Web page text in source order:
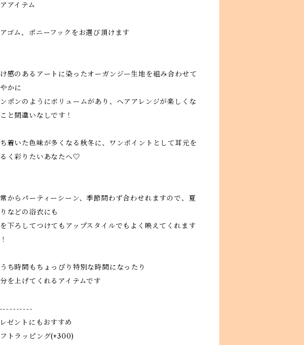
アイテム
ゴム、ポニーフックをお選び頂けます
感のあるアートに染ったオーガンジー生地を組み合わせて
かに
ポンのようにボリュームがあり、ヘアアレンジが楽しくな
と間違いなしです！
着いた色味が多くなる秋冬に、ワンポイントとして耳元を
く彩りたいあなたへ♡
からパーティーシーン、季節問わず合わせれますので、夏
などの浴衣にも
下ろしてつけてもアップスタイルでもよく映えてくれます
ち時間もちょっぴり特別な時間になったり
を上げてくれるアイテムです
ゼントにもおすすめ
トラッピング(+300)